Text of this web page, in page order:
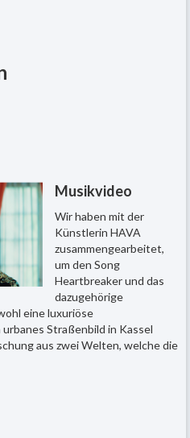
Musikvideo
Wir haben mit der
Künstlerin HAVA
zusammengearbeitet,
um den Song
Heartbreaker und das
dazugehörige
eine luxuriöse
Straßenbild in Kassel
aus zwei Welten, welche die